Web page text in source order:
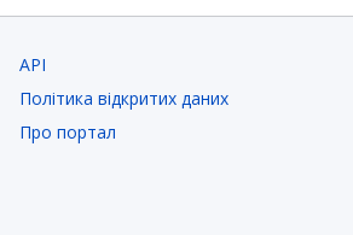
API
Політика відкритих даних
Про портал